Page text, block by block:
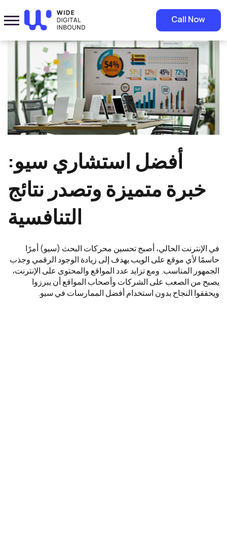
Call Now
Home»Blog » أفضل استشاري سيو: خبرة متميزة وتصدر نتائج التنافسية
أفضل استشاري سيو:
خبرة متميزة وتصدر نتائج
التنافسية
في الإنترنت الحالي، أصبح تحسين محركات البحث (سيو) أمرًا
حاسمًا لأي موقع على الويب يهدف إلى زيادة الوجود الرقمي وجذب
الجمهور المناسب. ومع تزايد عدد المواقع والمحتوى على الإنترنت،
يصبح من الصعب على الشركات وأصحاب المواقع أن يبرزوا
ويحققوا النجاح بدون استخدام أفضل الممارسات في سيو.